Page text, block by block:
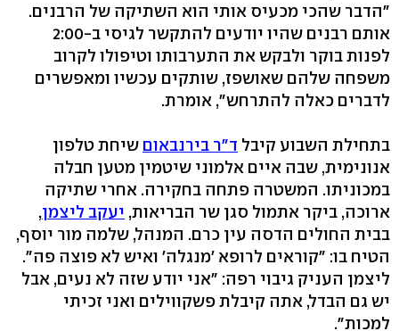
"הדבר שהכי מכעיס אותי הוא השתיקה של הרבנים.
אותם רבנים שהיו יודעים להתקשר לגיסי ב-2:00
לפנות בוקר ולבקש את התערבותו וטיפולו לקרוב
משפחה שלהם שאושפז, שותקים עכשיו ומאפשרים
לדברים כאלה להתרחש", אומרת.
בתחילת השבוע קיבל ד"ר בירנבאום שיחת טלפון
אנונימית, שבה איים אלמוני שיטמין מטען חבלה
במכוניתו. המשטרה פתחה בחקירה. אחרי שתיקה
ארוכה, ביקר אתמול סגן שר הבריאות, יעקב ליצמן,
בבית החולים הדסה עין כרם. המנהל, שלמה מור יוסף,
הטיח בו: "קוראים לרופא 'מנגלה' ואיש לא פוצה פה".
ליצמן העניק גיבוי רפה: "אני יודע שזה לא נעים, אבל
יש גם הבדל, אתה קיבלת פשקווילים ואני זכיתי
למכות".